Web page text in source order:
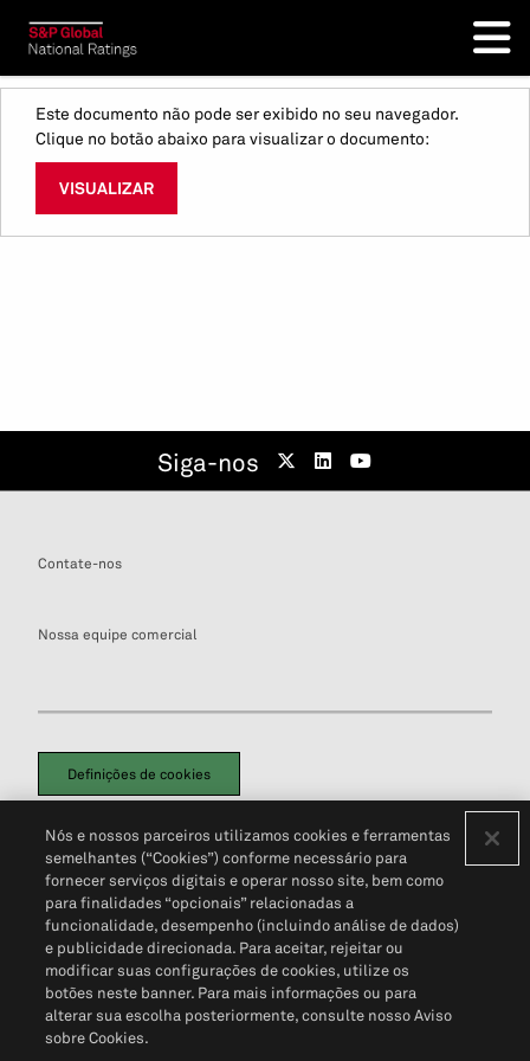
Este documento não pode ser exibido no seu navegador.
Clique no botão abaixo para visualizar o documento:
VISUALIZAR
Siga-nos
Contate-nos
Nossa equipe comercial
Definições de cookies
Política de PrivacidadePortal de privacidade do cliente (em inglês)
Não Venda Minhas Informações Pessoais© 2026 S&P Global
Nós e nossos parceiros utilizamos cookies e ferramentas
semelhantes (“Cookies”) conforme necessário para
fornecer serviços digitais e operar nosso site, bem como
para finalidades “opcionais” relacionadas a
funcionalidade, desempenho (incluindo análise de dados)
e publicidade direcionada. Para aceitar, rejeitar ou
modificar suas configurações de cookies, utilize os
botões neste banner. Para mais informações ou para
alterar sua escolha posteriormente, consulte nosso Aviso
sobre Cookies.